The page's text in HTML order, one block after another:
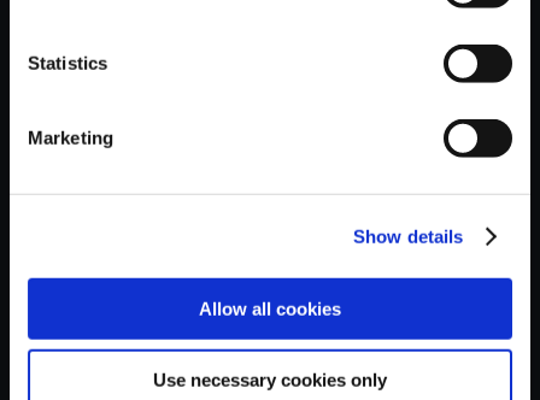
Statistics
Marketing
Show details
Allow all cookies
Use necessary cookies only
おすすめ商品
ン ゼロ オリ...
ン ゼロ3 オ....
ン ゼロ4 オ....